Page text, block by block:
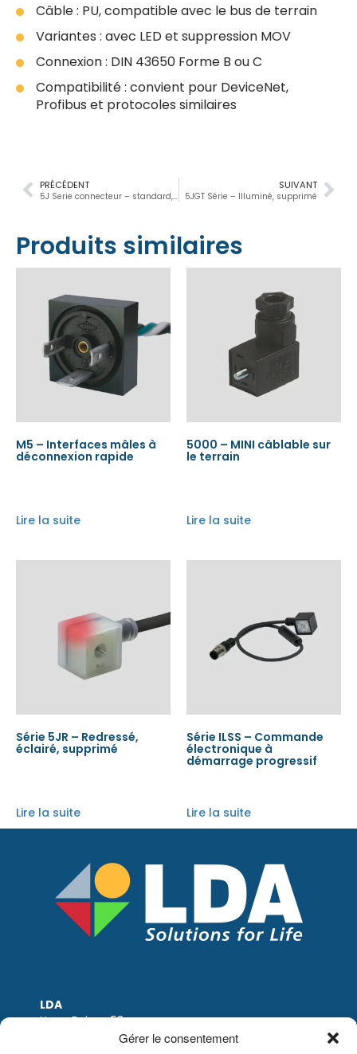
Gérer le consentement
Câble : PU, compatible avec le bus de terrain
Variantes : avec LED et suppression MOV
Connexion : DIN 43650 Forme B ou C
Compatibilité : convient pour DeviceNet,
Profibus et protocoles similaires
SUIVANT
5JGT Série – Illuminé, supprimé
PRÉCÉDENT
Produits similaires
M5 – Interfaces mâles à
déconnexion rapide
Lire la suite
5000 – MINI câblable sur
le terrain
Lire la suite
Série 5JR – Redressé,
éclairé, supprimé
Lire la suite
Série ILSS – Commande
électronique à
démarrage progressif
Lire la suite
LDA
Hoge Buizen 53